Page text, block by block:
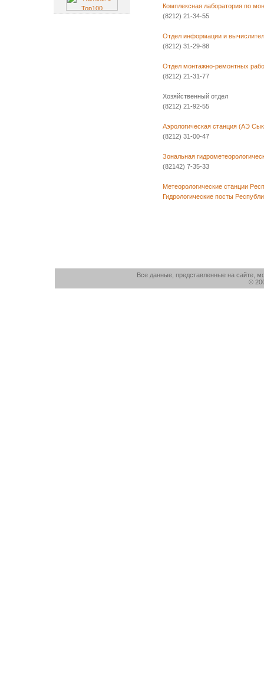
Комплексная лаборатория по
(8212) 21-34-55
Отдел информации и
(8212) 31-29-88
Отдел монтажно-ремонтных
(8212) 21-31-77
Хозяйственный отдел
(8212) 21-92-55
Аэрологическая станция (АЭ
(8212) 31-00-47
Зональная
(82142) 7-35-33
Метеорологические станции
Гидрологические посты
Все данные, представленные на сайте,
©